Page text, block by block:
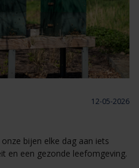
12-05-2026
bijen elke dag aan iets
en een gezonde leefomgeving.